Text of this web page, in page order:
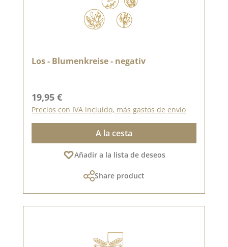
Los - Blumenkreise - negativ
Precio normal:
19,95 €
Precios con IVA incluido, más gastos de envío
A la cesta
Añadir a la lista de deseos
Share product